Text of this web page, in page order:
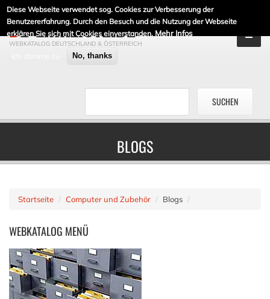
Diese Webseite verwendet sog. Cookies zur Verbesserung der
Benutzererfahrung. Durch den Besuch und die Nutzung der Webseite
erklären Sie sich mit Cookies einverstanden. Mehr Infos
No, thanks
DE-LINKLISTE.DE
WEBKATALOG DEUTSCHLAND & ÖSTERREICH
BLOGS
Startseite Computer und Zubehör Blogs
WEBKATALOG MENÜ